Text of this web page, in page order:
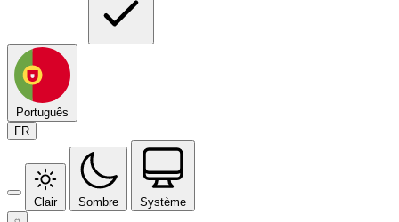
Português
FR
Clair Sombre Système